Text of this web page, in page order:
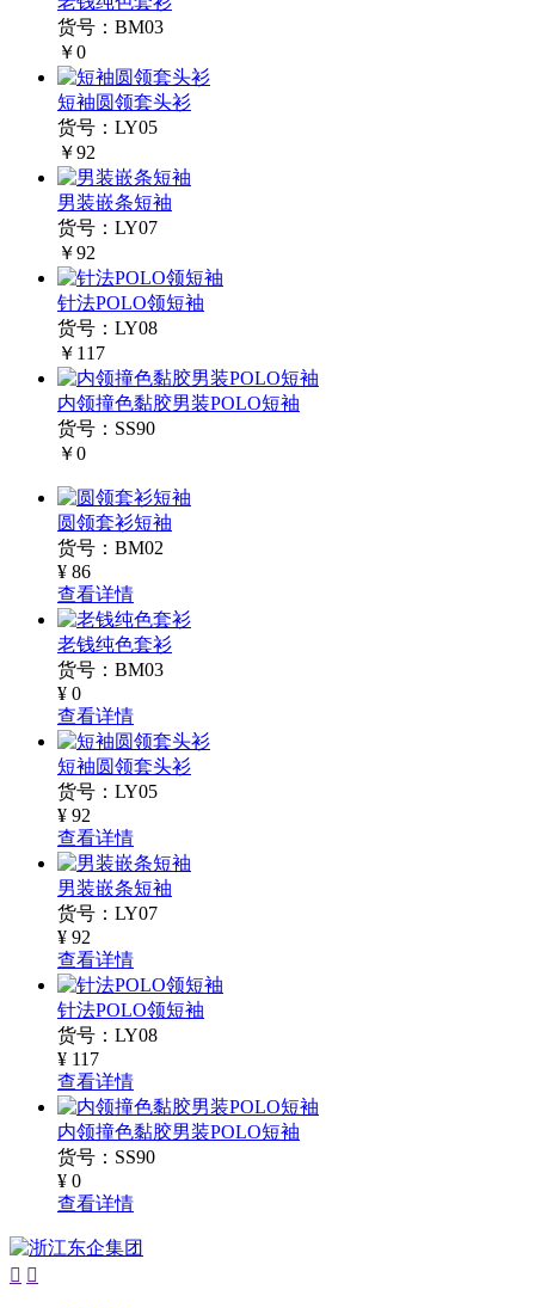
货号：BM03
￥0
短袖圆领套头衫
货号：LY05
￥92
男装嵌条短袖
货号：LY07
￥92
针法POLO领短袖
货号：LY08
￥117
内领撞色黏胶男装POLO短袖
货号：SS90
￥0
圆领套衫短袖
货号：BM02
¥ 86
查看详情
老钱纯色套衫
货号：BM03
¥ 0
查看详情
短袖圆领套头衫
货号：LY05
¥ 92
查看详情
男装嵌条短袖
货号：LY07
¥ 92
查看详情
针法POLO领短袖
货号：LY08
¥ 117
查看详情
内领撞色黏胶男装POLO短袖
货号：SS90
¥ 0
查看详情
 